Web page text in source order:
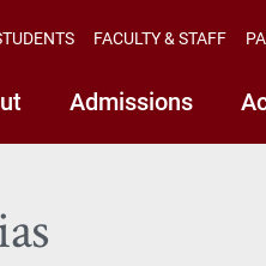
Admissions
FACULTY & STAFF